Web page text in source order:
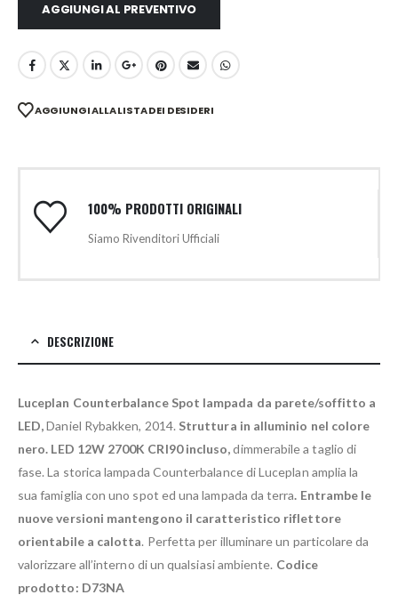
AGGIUNGI AL PREVENTIVO
AGGIUNGI ALLA LISTA DEI DESIDERI
100% PRODOTTI ORIGINALI
Siamo Rivenditori Ufficiali
DESCRIZIONE
Luceplan Counterbalance Spot lampada da parete/soffitto a
LED,Daniel Rybakken, 2014. Struttura in alluminio nel colore
nero. LED 12W 2700K CRI90 incluso,dimmerabile a taglio di
fase. La storica lampada Counterbalance di Luceplan amplia la
sua famiglia con uno spot ed una lampada da terra. Entrambe le
nuove versioni mantengono il caratteristico riflettore
orientabile a calotta. Perfetta per illuminare un particolare da
valorizzare all’interno di un qualsiasi ambiente. Codice
prodotto: D73NA